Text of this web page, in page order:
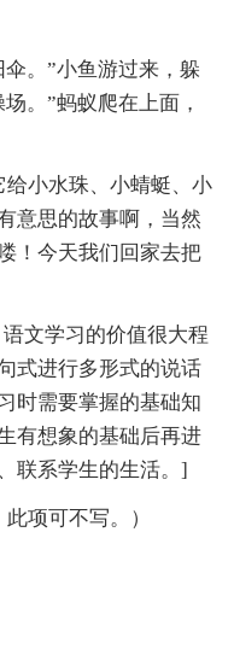
。”小鱼游过来，躲
。”蚂蚁爬在上面，
小水珠、小蜻蜓、小
意思的故事啊，当然
！今天我们回家去把
文学习的价值很大程
式进行多形式的说话
时需要掌握的基础知
有想象的基础后再进
联系学生的生活。]
项可不写。）